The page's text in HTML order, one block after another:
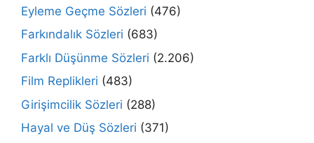
Eyleme Geçme Sözleri (476)
Farkındalık Sözleri (683)
Farklı Düşünme Sözleri (2.206)
Film Replikleri (483)
Girişimcilik Sözleri (288)
Hayal ve Düş Sözleri (371)